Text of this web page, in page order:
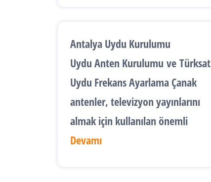
Antalya Uydu Kurulumu
Uydu Anten Kurulumu ve Türksat
Uydu Frekans Ayarlama Çanak
antenler, televizyon yayınlarını
almak için kullanılan önemli
Devamı